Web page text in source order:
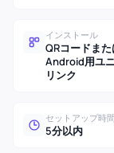
インストール
QRコードま
Android用ユ
リンク
セットアップ時間
5分以内